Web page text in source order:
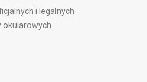
i legalnych